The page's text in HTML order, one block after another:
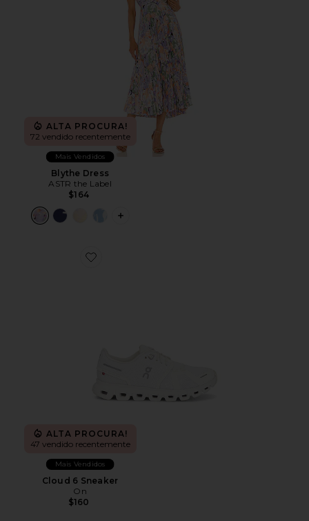
ALTA PROCURA!
72 vendido recentemente
Mais Vendidos
Blythe Dress
ASTR the Label
$164
PLUS ICON TO SEE MORE OPTIONS
Favorite Cloud 6 Sneaker
ALTA PROCURA!
47 vendido recentemente
Mais Vendidos
Cloud 6 Sneaker
On
$160